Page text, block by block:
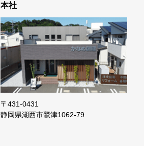
本社
〒431-0431
静岡県湖西市鷲津1062-79